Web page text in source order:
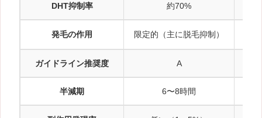
DHT抑制率 約70%
発毛の作用 限定的（主に脱毛抑制）
ガイドライン推奨度 A
半減期 6〜8時間